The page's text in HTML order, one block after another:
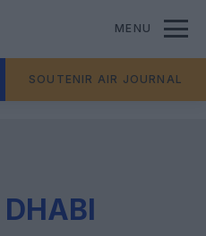
MENU
SOUTENIR AIR JOURNAL